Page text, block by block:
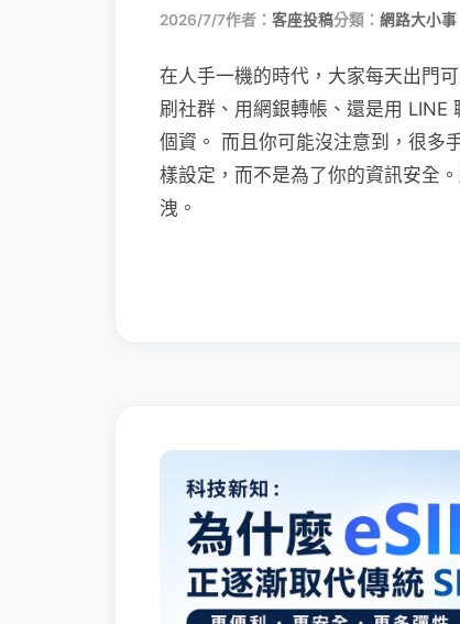
2026/7/7作者： 客座投稿分類： 網路大小事
在人手一機的時代，大家每天出門
刷社群、用網銀轉帳、還是用
個資。 而且你可能沒注意到，很多
樣設定，而不是為了你的資訊安全
洩。